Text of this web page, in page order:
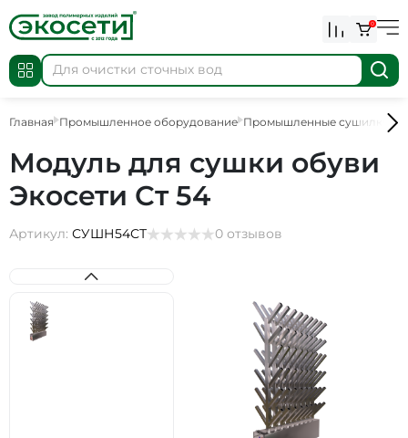
0
Главная Промышленное оборудование Промышленные сушилки
Модуль для сушки обуви
Экосети Ст 54
Артикул: СУШН54СТ 0 отзывов